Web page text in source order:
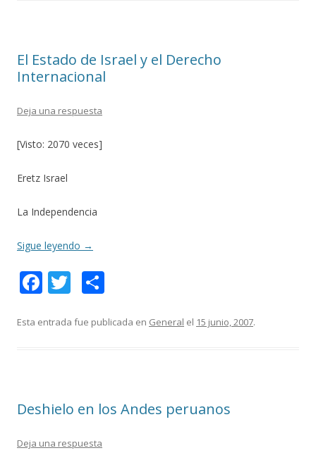
k r
El Estado de Israel y el Derecho
Internacional
Deja una respuesta
[Visto: 2070 veces]
Eretz Israel
La Independencia
Sigue leyendo →
F
e
k
T
itt m
r
Esta entrada fue publicada en General el 15 junio, 2007.
Deshielo en los Andes peruanos
Deja una respuesta